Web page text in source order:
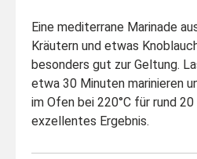
Eine mediterrane Marinade
Kräutern und etwas
besonders gut zur Geltung.
etwa 30 Minuten marinieren
im Ofen bei 220°C für rund
exzellentes Ergebnis.